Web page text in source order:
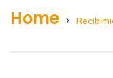
Home